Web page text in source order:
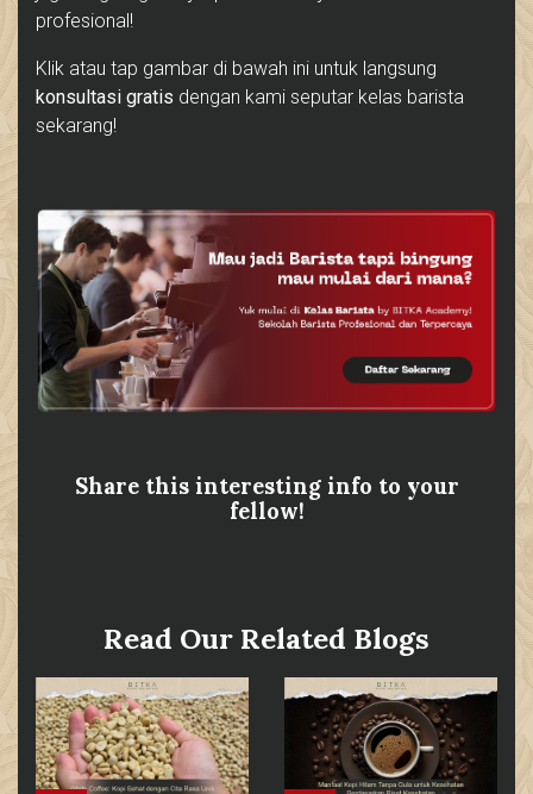
profesional!
Klik atau tap gambar di bawah ini untuk langsung
konsultasi gratis dengan kami seputar kelas barista
sekarang!
Share this interesting info to your
fellow!
Read Our Related Blogs